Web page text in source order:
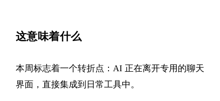
这意味着什么
本周标志着一个转折点：AI 正在离开专用的聊天
界面，直接集成到日常工具中。